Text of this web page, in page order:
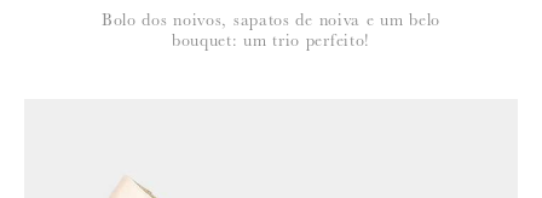
Bolo dos noivos, sapatos de noiva e um belo
bouquet: um trio perfeito!